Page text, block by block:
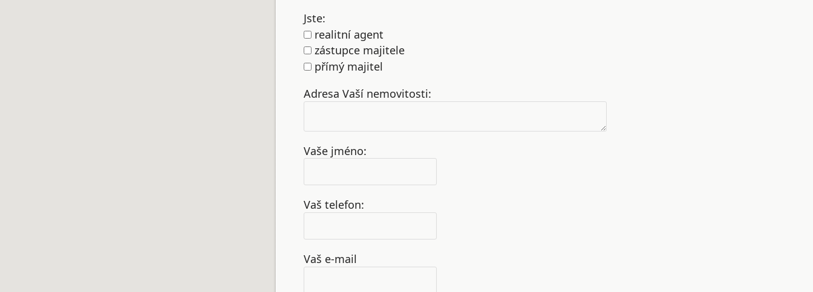
Jste:
realitní agent
zástupce majitele
přímý majitel
Adresa Vaší nemovitosti:
Vaše jméno:
Vaš telefon:
Vaš e-mail